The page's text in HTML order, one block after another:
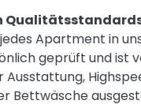
jedes Apartment in
geprüft und ist
Ausstattung,
Bettwäsche